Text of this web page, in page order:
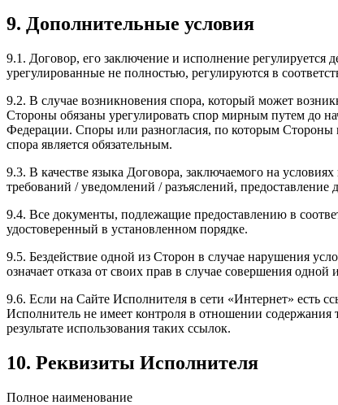
9. Дополнительные условия
9.1. Договор, его заключение и исполнение
урегулированные не полностью, регулируются в
9.2. В случае возникновения спора, который может
Стороны обязаны урегулировать спор мирным путем до
Федерации. Споры или разногласия, по которым Стороны
спора является обязательным.
9.3. В качестве языка Договора, заключаемого на
требований / уведомлений / разъяслений,
9.4. Все документы, подлежащие предоставлению в
удостоверенный в установленном порядке.
9.5. Бездействие одной из Сторон в случае нарушения
означает отказа от своих прав в случае совершения
9.6. Если на Сайте Исполнителя в сети «Интернет» есть
Исполнитель не имеет контроля в отношении содержания
результате использования таких ссылок.
10. Реквизиты Исполнителя
Полное наименование